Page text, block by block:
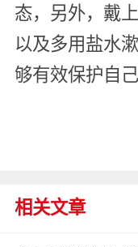
态，另外，戴
以及多用盐水
够有效保护自
相关文章